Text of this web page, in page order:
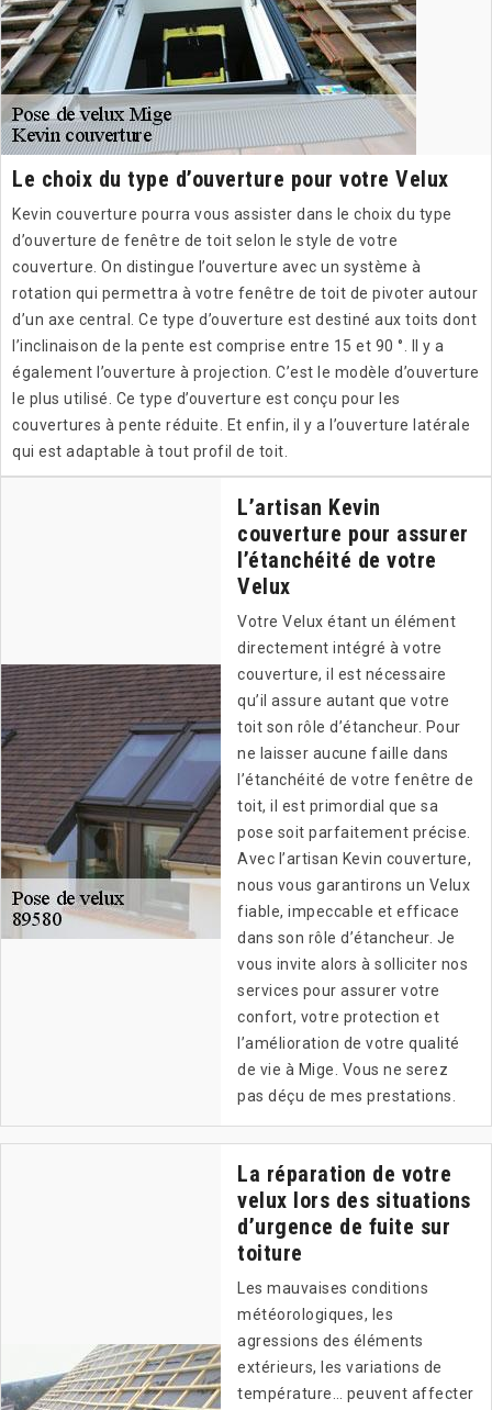
Le choix du type d’ouverture pour votre Velux
Kevin couverture pourra vous assister dans le choix du type
d’ouverture de fenêtre de toit selon le style de votre
couverture. On distingue l’ouverture avec un système à
rotation qui permettra à votre fenêtre de toit de pivoter autour
d’un axe central. Ce type d’ouverture est destiné aux toits dont
l’inclinaison de la pente est comprise entre 15 et 90 °. Il y a
également l’ouverture à projection. C’est le modèle d’ouverture
le plus utilisé. Ce type d’ouverture est conçu pour les
couvertures à pente réduite. Et enfin, il y a l’ouverture latérale
qui est adaptable à tout profil de toit.
L’artisan Kevin
couverture pour assurer
l’étanchéité de votre
Velux
Votre Velux étant un élément
directement intégré à votre
couverture, il est nécessaire
qu’il assure autant que votre
toit son rôle d’étancheur. Pour
ne laisser aucune faille dans
l’étanchéité de votre fenêtre de
toit, il est primordial que sa
pose soit parfaitement précise.
Avec l’artisan Kevin couverture,
nous vous garantirons un Velux
fiable, impeccable et efficace
dans son rôle d’étancheur. Je
vous invite alors à solliciter nos
services pour assurer votre
confort, votre protection et
l’amélioration de votre qualité
de vie à Mige. Vous ne serez
pas déçu de mes prestations.
La réparation de votre
velux lors des situations
d’urgence de fuite sur
toiture
Les mauvaises conditions
météorologiques, les
agressions des éléments
extérieurs, les variations de
température… peuvent affecter